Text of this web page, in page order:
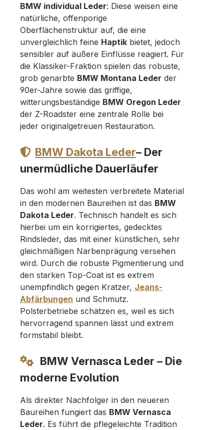
BMW individual Leder: Diese weisen eine
natürliche, offenporige
Oberflächenstruktur auf, die eine
unvergleichlich feine Haptik bietet, jedoch
sensibler auf äußere Einflüsse reagiert. Für
die Klassiker-Fraktion spielen das robuste,
grob genarbte BMW Montana Leder der
90er-Jahre sowie das griffige,
witterungsbeständige BMW Oregon Leder
der Z-Roadster eine zentrale Rolle bei
jeder originalgetreuen Restauration.
BMW Dakota Leder– Der
unermüdliche Dauerläufer
Das wohl am weitesten verbreitete Material
in den modernen Baureihen ist das BMW
Dakota Leder. Technisch handelt es sich
hierbei um ein korrigiertes, gedecktes
Rindsleder, das mit einer künstlichen, sehr
gleichmäßigen Narbenprägung versehen
wird. Durch die robuste Pigmentierung und
den starken Top-Coat ist es extrem
unempfindlich gegen Kratzer, Jeans-
Abfärbungen und Schmutz.
Polsterbetriebe schätzen es, weil es sich
hervorragend spannen lässt und extrem
formstabil bleibt.
BMW Vernasca Leder – Die
moderne Evolution
Als direkter Nachfolger in den neueren
Baureihen fungiert das BMW Vernasca
Leder. Es führt die pflegeleichte Tradition